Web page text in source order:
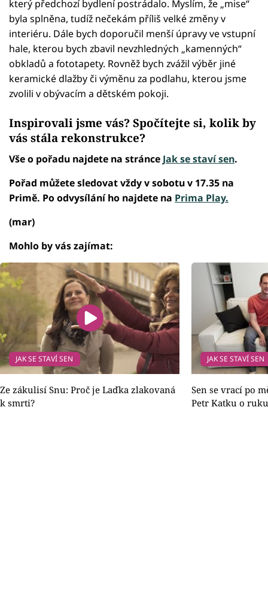
který předchozí bydlení postrádalo. Myslím, že „mise“
byla splněna, tudíž nečekám příliš velké změny v
interiéru. Dále bych doporučil menší úpravy ve vstupní
hale, kterou bych zbavil nevzhledných „kamenných“
obkladů a fototapety. Rovněž bych zvážil výběr jiné
keramické dlažby či výměnu za podlahu, kterou jsme
zvolili v obývacím a dětském pokoji.
Inspirovali jsme vás? Spočítejte si, kolik by
vás stála rekonstrukce?
Vše o pořadu najdete na stránce Jak se staví sen.
Pořad můžete sledovat vždy v sobotu v 17.35 na
Primě. Po odvysílání ho najdete na Prima Play.
(mar)
Mohlo by vás zajímat:
JAK SE STAVÍ SEN
Ze zákulisí Snu: Proč je Laďka zlakovaná
k smrti?
JAK SE STAVÍ SEN
Sen se vrací po
Petr Katku o